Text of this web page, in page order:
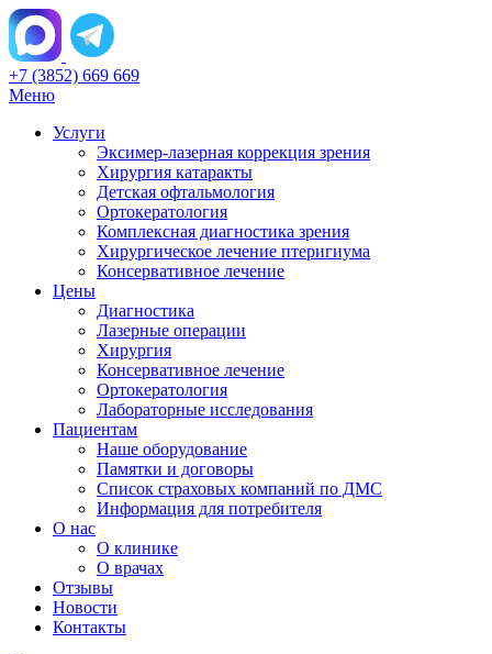
+7 (3852) 669 669
Меню
Услуги
Эксимер-лазерная коррекция зрения
Хирургия катаракты
Детская офтальмология
Ортокератология
Комплексная диагностика зрения
Хирургическое лечение птеригиума
Консервативное лечение
Цены
Диагностика
Лазерные операции
Хирургия
Консервативное лечение
Ортокератология
Лабораторные исследования
Пациентам
Наше оборудование
Памятки и договоры
Список страховых компаний по ДМС
Информация для потребителя
О нас
О клинике
О врачах
Отзывы
Новости
Контакты